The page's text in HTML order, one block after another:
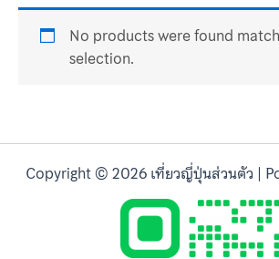
No products were found
selection.
Copyright © 2026 เที่ยวญี่ปุ่นส่วนตัว |